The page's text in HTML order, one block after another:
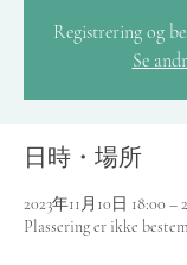
Registrering og
Se
日時・場所
2023年11月10日 18:00 –
Plassering er ikke